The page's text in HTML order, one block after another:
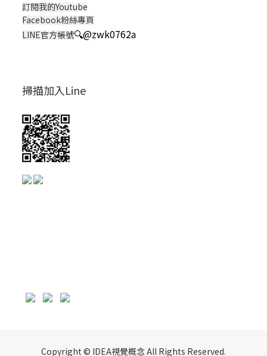
訂閱我的Youtube
Facebook粉絲專頁
LINE官方帳號🔍@zwk0762a
掃描加入Line
Copyright © IDEA視覺概念 All Rights Reserved.